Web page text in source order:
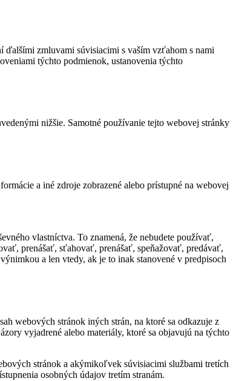
ďalšími zmluvami súvisiacimi s vaším vzťahom s nami
týchto podmienok, ustanovenia týchto
nižšie. Samotné používanie tejto webovej stránky
a iné zdroje zobrazené alebo prístupné na webovej
vlastníctva. To znamená, že nebudete používať,
prenášať, sťahovať, prenášať, speňažovať, predávať,
a len vtedy, ak je to inak stanovené v predpisoch
webových stránok iných strán, na ktoré sa odkazuje z
vyjadrené alebo materiály, ktoré sa objavujú na týchto
stránok a akýmikoľvek súvisiacimi službami tretích
osobných údajov tretím stranám.